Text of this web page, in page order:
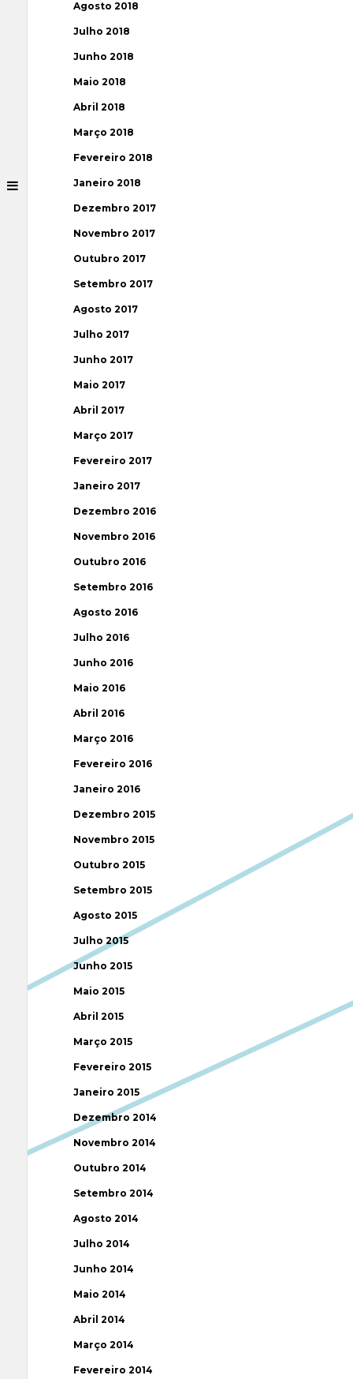
Agosto 2018
Julho 2018
Junho 2018
Maio 2018
Abril 2018
Março 2018
Fevereiro 2018
Janeiro 2018
Dezembro 2017
Novembro 2017
Outubro 2017
Setembro 2017
Agosto 2017
Julho 2017
Junho 2017
Maio 2017
Abril 2017
Março 2017
Fevereiro 2017
Janeiro 2017
Dezembro 2016
Novembro 2016
Outubro 2016
Setembro 2016
Agosto 2016
Julho 2016
Junho 2016
Maio 2016
Abril 2016
Março 2016
Fevereiro 2016
Janeiro 2016
Dezembro 2015
Novembro 2015
Outubro 2015
Setembro 2015
Agosto 2015
Julho 2015
Junho 2015
Maio 2015
Abril 2015
Março 2015
Fevereiro 2015
Janeiro 2015
Dezembro 2014
Novembro 2014
Outubro 2014
Setembro 2014
Agosto 2014
Julho 2014
Junho 2014
Maio 2014
Abril 2014
Março 2014
Fevereiro 2014